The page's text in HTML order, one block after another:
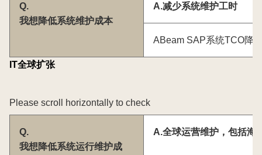
Q.
我想降低系统维护成本
A.减少系统维护工时
ABeam SAP系统TCO降
IT全球扩张
Please scroll horizontally to check
Q.
我想降低系统运行维护成
A.全球运营维护，包括海